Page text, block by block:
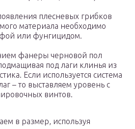
плесневых грибков
материала необходимо
или фунгицидом.
фанеры черновой пол
под лаги клинья из
Если используется система
– то выставляем уровень с
винтов.
в размер, используя